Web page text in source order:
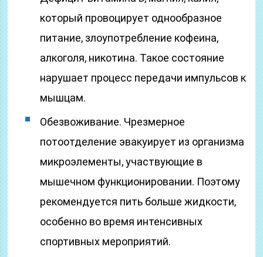
который провоцирует однообразное
питание, злоупотребление кофеина,
алкоголя, никотина. Такое состояние
нарушает процесс передачи импульсов к
мышцам.
Обезвоживание. Чрезмерное
потоотделение эвакуирует из организма
микроэлементы, участвующие в
мышечном функционировании. Поэтому
рекомендуется пить больше жидкости,
особенно во время интенсивных
спортивных мероприятий.